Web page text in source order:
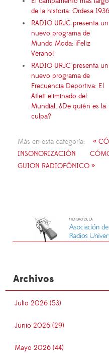
de la historia: Ordesa 1936
RADIO URJC presenta un
nuevo programa de
Mundo Moda: ¡Feliz
Verano!
RADIO URJC presenta un
nuevo programa de
Frecuencia Deportiva: El
Atleti eliminado del
Mundial, ¿De quién es la
culpa?
Más en esta categoría:
«
INSONORIZACIÓN
GUION RADIOFÓNICO »
Archivos
Julio 2026 (53)
Junio 2026 (29)
Mayo 2026 (44)